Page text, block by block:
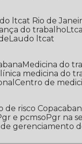
ltcat Rio de
do trabalho
Laudo ltcat
Medicina do
Clínica medicina do
Centro de
de risco
Pgr e pcmso Pgr na
de gerenciamento